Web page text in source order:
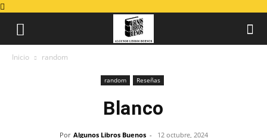
Inicio random
random Reseñas
Blanco
Por Algunos Libros Buenos - 12 octubre, 2024